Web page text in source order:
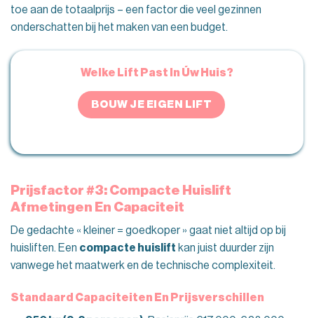
toe aan de totaalprijs – een factor die veel gezinnen
onderschatten bij het maken van een budget.
Welke Lift Past In Úw Huis?
BOUW JE EIGEN LIFT
Prijsfactor #3: Compacte Huislift
Afmetingen En Capaciteit
De gedachte « kleiner = goedkoper » gaat niet altijd op bij
huisliften. Een compacte huislift kan juist duurder zijn
vanwege het maatwerk en de technische complexiteit.
Standaard Capaciteiten En Prijsverschillen